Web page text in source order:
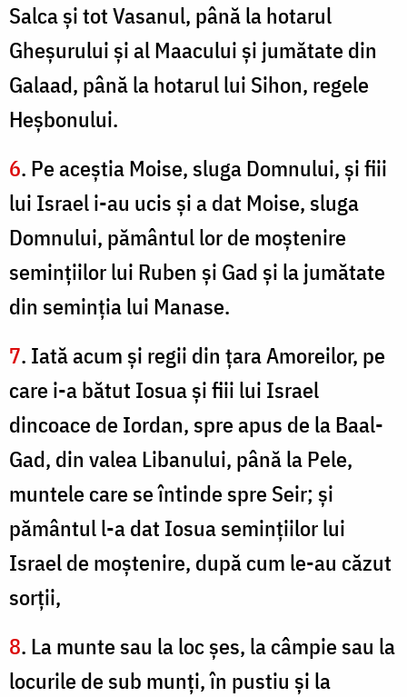
Salca şi tot Vasanul, până la hotarul
Gheşurului şi al Maacului şi jumătate din
Galaad, până la hotarul lui Sihon, regele
Heşbonului.
6. Pe aceştia Moise, sluga Domnului, şi fiii
lui Israel i-au ucis şi a dat Moise, sluga
Domnului, pământul lor de moştenire
seminţiilor lui Ruben şi Gad şi la jumătate
din seminţia lui Manase.
7. Iată acum şi regii din țara Amoreilor, pe
care i-a bătut Iosua şi fiii lui Israel
dincoace de Iordan, spre apus de la Baal-
Gad, din valea Libanului, până la Pele,
muntele care se întinde spre Seir; şi
pământul l-a dat Iosua seminţiilor lui
Israel de moştenire, după cum le-au căzut
sorţii,
8. La munte sau la loc şes, la câmpie sau la
locurile de sub munţi, în pustiu şi la